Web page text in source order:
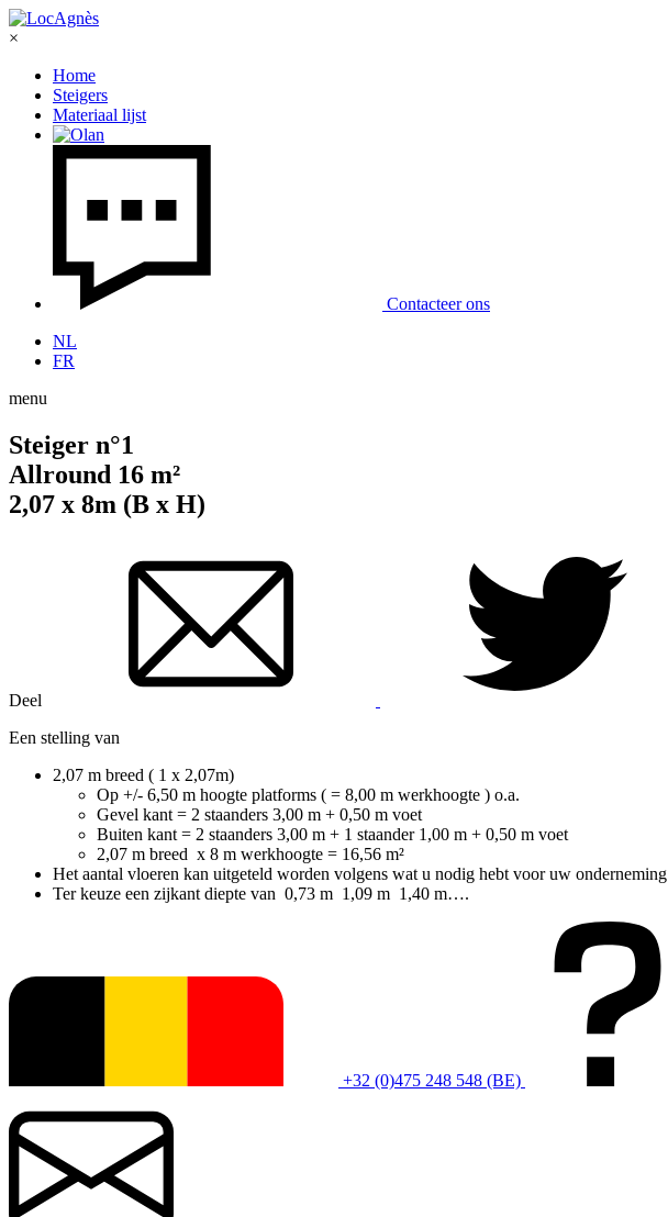
×
Home
Steigers
Materiaal lijst
Contacteer ons
NL
FR
menu
Steiger n°1
Allround 16 m²
2,07 x 8m (B x H)
Deel
Een stelling van
2,07 m breed ( 1 x 2,07m)
Op +/- 6,50 m hoogte platforms ( = 8,00 m werkhoogte ) o.a.
Gevel kant = 2 staanders 3,00 m + 0,50 m voet
Buiten kant = 2 staanders 3,00 m + 1 staander 1,00 m + 0,50 m voet
2,07 m breed x 8 m werkhoogte = 16,56 m²
Het aantal vloeren kan uitgeteld worden volgens wat u nodig hebt voor uw onderneming
Ter keuze een zijkant diepte van 0,73 m 1,09 m 1,40 m….
+32 (0)475 248 548 (BE)